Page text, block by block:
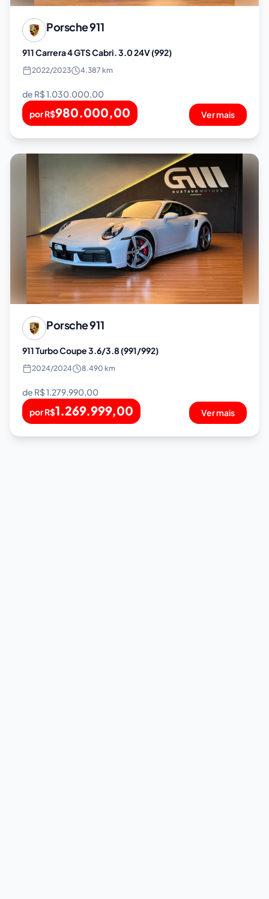
Porsche911
911 Carrera 4 GTS Cabri. 3.0 24V (992)
2022/2023 4.387 km
de R$1.030.000,00
por R$980.000,00 Ver mais
Porsche911
911 Turbo Coupe 3.6/3.8 (991/992)
2024/2024 8.490 km
de R$1.279.990,00
por R$1.269.999,00 Ver mais